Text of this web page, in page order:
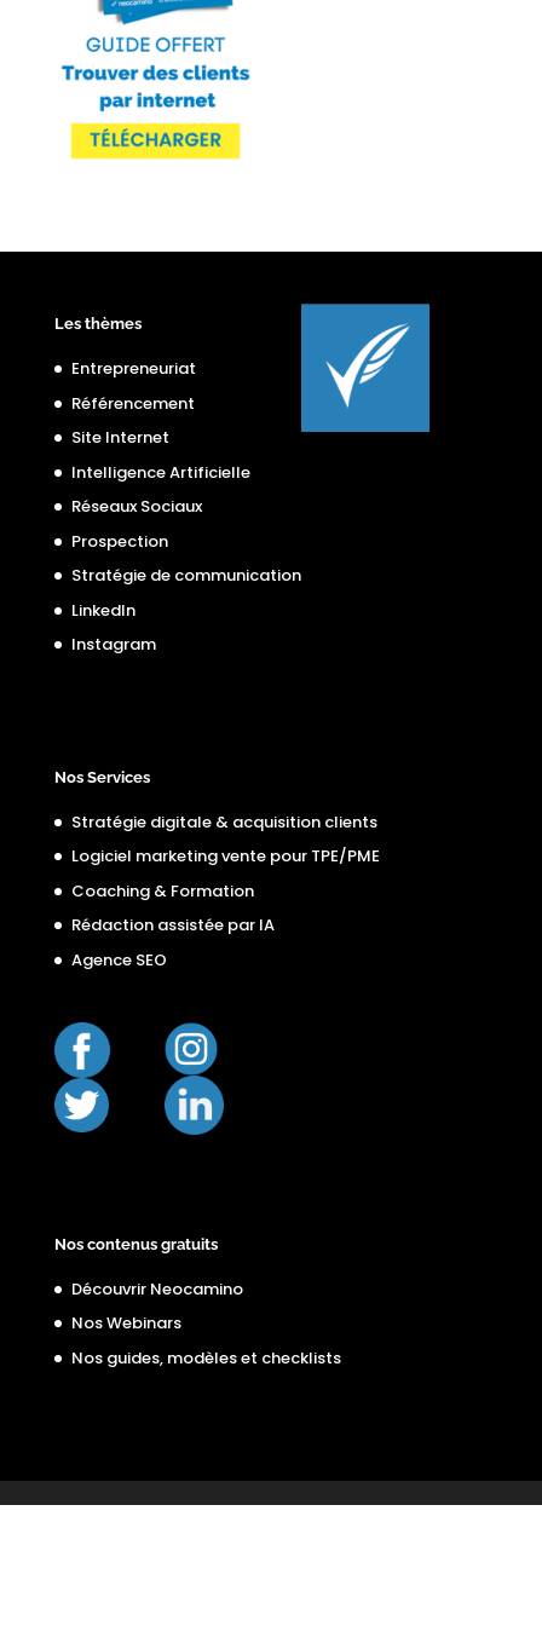
Les thèmes
Entrepreneuriat
Référencement
Site Internet
Intelligence Artificielle
Réseaux Sociaux
Prospection
Stratégie de communication
LinkedIn
Instagram
Nos Services
Stratégie digitale & acquisition clients
Logiciel marketing vente pour TPE/PME
Coaching & Formation
Rédaction assistée par IA
Agence SEO
Nos contenus gratuits
Découvrir Neocamino
Nos Webinars
Nos guides, modèles et checklists